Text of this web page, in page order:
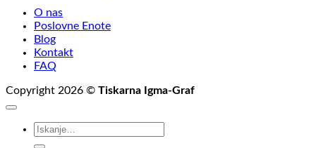
O nas
Poslovne Enote
Blog
Kontakt
FAQ
Copyright 2026 © Tiskarna Igma-Graf
Išči: